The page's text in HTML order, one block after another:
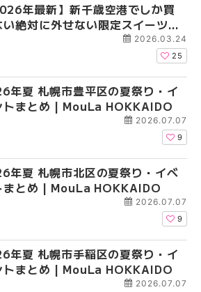
年最新】新千歳空港でしか買
い絶対に外せない限定スイーツ・
菓子18選 | MouLa HOKKAIDO
2026.03.24
25
年夏 札幌市豊平区の夏祭り・イ
トまとめ | MouLa HOKKAIDO
2026.07.07
9
年夏 札幌市北区の夏祭り・イベ
まとめ | MouLa HOKKAIDO
2026.07.07
9
年夏 札幌市手稲区の夏祭り・イ
トまとめ | MouLa HOKKAIDO
2026.07.07
2026年夏 札幌市南区
ントまとめ | MouLa
2026年夏 札幌市豊平
ベントまとめ |
2026年夏 札幌市中央
ベントまとめ |
2026年夏 恵庭市・千
イベントまとめ |
2026年夏 札幌市清田
ベントまとめ |
【2026年最新】新千
えない絶対に外せない
焼き菓子18選 |
【新千歳空港】新カー
業。「SUPER
ーパーラウンジアネッ
介！！ | MouLa
2026年夏 札幌市豊平
ベントまとめ |